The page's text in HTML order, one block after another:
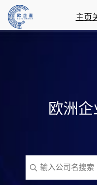
主页
欧洲